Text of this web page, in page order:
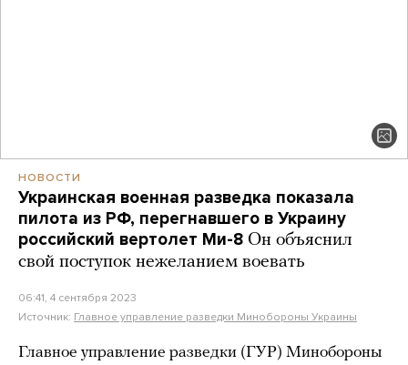
НОВОСТИ
Украинская военная разведка показала
пилота из РФ, перегнавшего в Украину
российский вертолет Ми-8 Он объяснил
свой поступок нежеланием воевать
06:41, 4 сентября 2023
Источник: Главное управление разведки Минобороны Украины
Главное управление разведки (ГУР) Минобороны